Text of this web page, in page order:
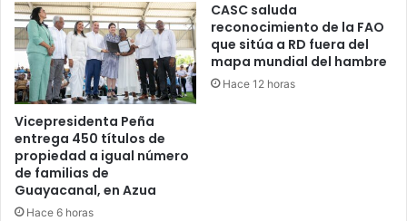
Vicepresidenta Peña
entrega 450 títulos de
propiedad a igual número
de familias de
Guayacanal, en Azua
Hace 6 horas
CASC saluda
reconocimiento de la FAO
que sitúa a RD fuera del
mapa mundial del hambre
Hace 12 horas